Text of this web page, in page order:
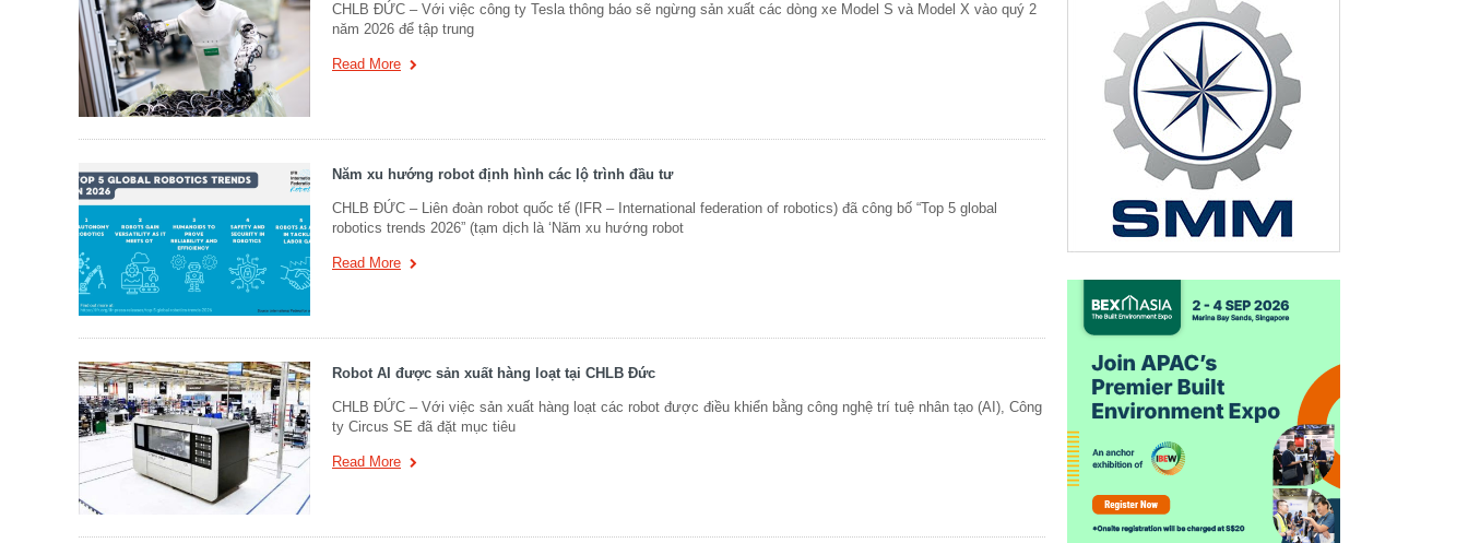
CHLB ĐỨC – Với việc công ty Tesla thông báo sẽ ngừng sản xuất các dòng xe Model S và Model X vào quý 2
năm 2026 để tập trung
Read More
Năm xu hướng robot định hình các lộ trình đầu tư
CHLB ĐỨC – Liên đoàn robot quốc tế (IFR – International federation of robotics) đã công bố “Top 5 global
robotics trends 2026” (tạm dịch là ‘Năm xu hướng robot
Read More
Robot AI được sản xuất hàng loạt tại CHLB Đức
CHLB ĐỨC – Với việc sản xuất hàng loạt các robot được điều khiển bằng công nghệ trí tuệ nhân tạo (AI), Công
ty Circus SE đã đặt mục tiêu
Read More